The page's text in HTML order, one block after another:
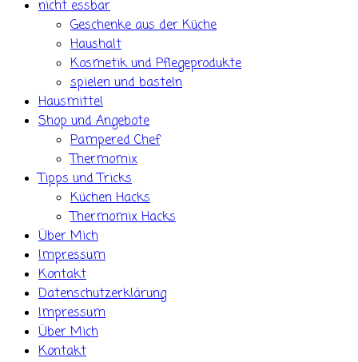
nicht essbar
Geschenke aus der Küche
Haushalt
Kosmetik und Pflegeprodukte
spielen und basteln
Hausmittel
Shop und Angebote
Pampered Chef
Thermomix
Tipps und Tricks
Küchen Hacks
Thermomix Hacks
Über Mich
Impressum
Kontakt
Datenschutzerklärung
Impressum
Über Mich
Kontakt